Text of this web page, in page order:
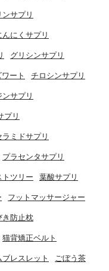
ンサプリ
んにくサプリ
グリシンサプリ
ート チロシンサプリ
ンサプリ
プリ
ラミドサプリ
プラセンタサプリ
トツリー 葉酸サプリ
フットマッサージャー
き防止枕
猫背矯正ベルト
レスレット ごぼう茶